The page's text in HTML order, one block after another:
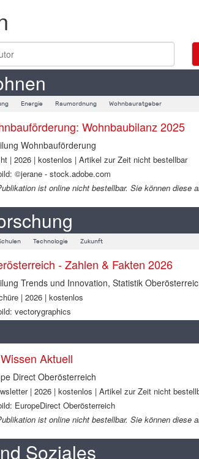
Energie Raumordnung Wohnbauratgeber
Wohnbaubilanz 2025
Wohnbauförderung
| 2026 | kostenlos | Artikel zur Zeit nicht bestellbar
©jerane - stock.adobe.com
ist online nicht bestellbar. Sie können diese
Technologie Zukunft
- Zahlen & Fakten 2026
Trends und Innovation, Statistik
| 2026 | kostenlos
vectorygraphics
Aktuell
Direct Oberösterreich
| 2026 | kostenlos | Artikel zur Zeit nicht
EuropeDirect Oberösterreich
ist online nicht bestellbar. Sie können diese
Soziales